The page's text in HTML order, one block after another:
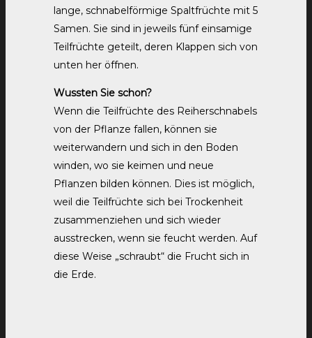
lange, schnabelförmige Spaltfrüchte mit 5
Samen. Sie sind in jeweils fünf einsamige
Teilfrüchte geteilt, deren Klappen sich von
unten her öffnen.
Wussten Sie schon?
Wenn die Teilfrüchte des Reiherschnabels
von der Pflanze fallen, können sie
weiterwandern und sich in den Boden
winden, wo sie keimen und neue
Pflanzen bilden können. Dies ist möglich,
weil die Teilfrüchte sich bei Trockenheit
zusammenziehen und sich wieder
ausstrecken, wenn sie feucht werden. Auf
diese Weise „schraubt“ die Frucht sich in
die Erde.